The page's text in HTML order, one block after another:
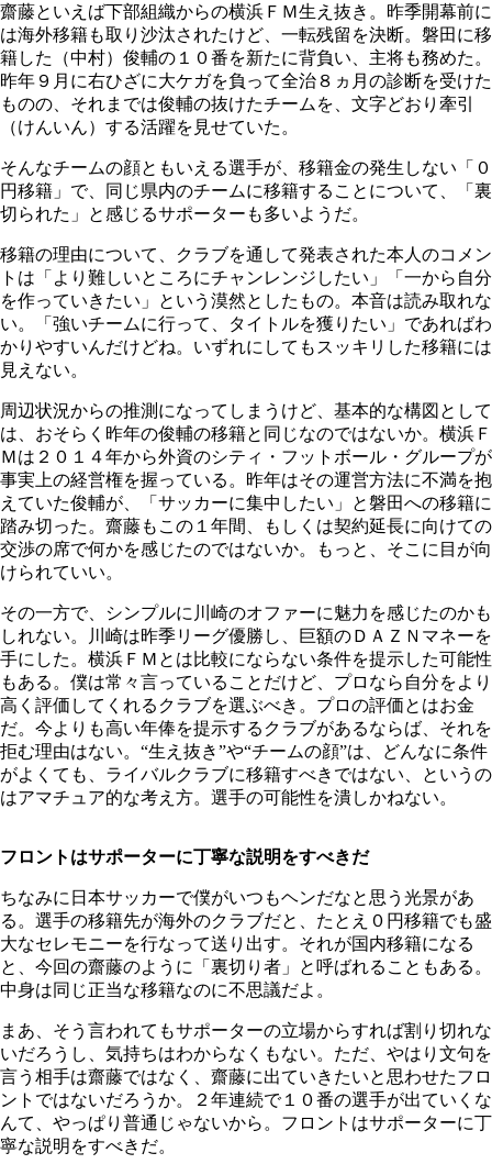
齋藤といえば下部組織からの横浜ＦＭ生え抜き。昨季開幕前に
は海外移籍も取り沙汰されたけど、一転残留を決断。磐田に移
籍した（中村）俊輔の１０番を新たに背負い、主将も務めた。
昨年９月に右ひざに大ケガを負って全治８ヵ月の診断を受けた
ものの、それまでは俊輔の抜けたチームを、文字どおり牽引
（けんいん）する活躍を見せていた。
そんなチームの顔ともいえる選手が、移籍金の発生しない「０
円移籍」で、同じ県内のチームに移籍することについて、「裏
切られた」と感じるサポーターも多いようだ。
移籍の理由について、クラブを通して発表された本人のコメン
トは「より難しいところにチャンレンジしたい」「一から自分
を作っていきたい」という漠然としたもの。本音は読み取れな
い。「強いチームに行って、タイトルを獲りたい」であればわ
かりやすいんだけどね。いずれにしてもスッキリした移籍には
見えない。
周辺状況からの推測になってしまうけど、基本的な構図として
は、おそらく昨年の俊輔の移籍と同じなのではないか。横浜Ｆ
Ｍは２０１４年から外資のシティ・フットボール・グループが
事実上の経営権を握っている。昨年はその運営方法に不満を抱
えていた俊輔が、「サッカーに集中したい」と磐田への移籍に
踏み切った。齋藤もこの１年間、もしくは契約延長に向けての
交渉の席で何かを感じたのではないか。もっと、そこに目が向
けられていい。
その一方で、シンプルに川崎のオファーに魅力を感じたのかも
しれない。川崎は昨季リーグ優勝し、巨額のＤＡＺＮマネーを
手にした。横浜ＦＭとは比較にならない条件を提示した可能性
もある。僕は常々言っていることだけど、プロなら自分をより
高く評価してくれるクラブを選ぶべき。プロの評価とはお金
だ。今よりも高い年俸を提示するクラブがあるならば、それを
拒む理由はない。“生え抜き”や“チームの顔”は、どんなに条件
がよくても、ライバルクラブに移籍すべきではない、というの
はアマチュア的な考え方。選手の可能性を潰しかねない。
フロントはサポーターに丁寧な説明をすべきだ
ちなみに日本サッカーで僕がいつもヘンだなと思う光景があ
る。選手の移籍先が海外のクラブだと、たとえ０円移籍でも盛
大なセレモニーを行なって送り出す。それが国内移籍になる
と、今回の齋藤のように「裏切り者」と呼ばれることもある。
中身は同じ正当な移籍なのに不思議だよ。
まあ、そう言われてもサポーターの立場からすれば割り切れな
いだろうし、気持ちはわからなくもない。ただ、やはり文句を
言う相手は齋藤ではなく、齋藤に出ていきたいと思わせたフロ
ントではないだろうか。２年連続で１０番の選手が出ていくな
んて、やっぱり普通じゃないから。フロントはサポーターに丁
寧な説明をすべきだ。